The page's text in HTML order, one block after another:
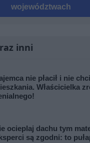
województwach
inni
nie płacił i nie
Właścicielka
ocieplaj dachu tym
są zgodni: to